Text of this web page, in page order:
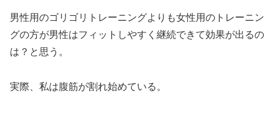
男性用のゴリゴリトレーニングよりも女性用のトレーニン
グの方が男性はフィットしやすく継続できて効果が出るの
は？と思う。
実際、私は腹筋が割れ始めている。